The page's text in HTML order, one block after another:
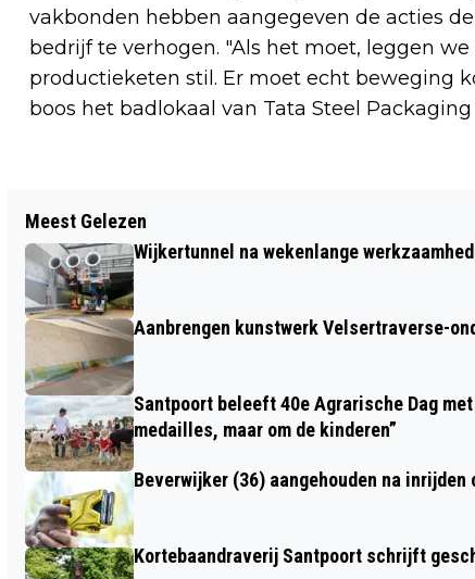
vakbonden hebben aangegeven de acties
bedrijf te verhogen. "Als het moet, leggen
productieketen stil. Er moet echt beweging
boos het badlokaal van Tata Steel
VERMISTE EN GEVONDEN DIEREN
Meest Gelezen
Wijkertunnel na wekenlange
Aanbrengen kunstwerk Velsertraverse-
Santpoort beleeft 40e Agrarische Dag
medailles, maar om de kinderen”
Beverwijker (36) aangehouden na
Kortebaandraverij Santpoort schrijft